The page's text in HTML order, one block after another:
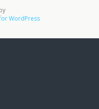
WordPress